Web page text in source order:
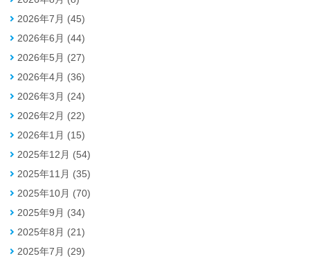
2026年7月 (45)
2026年6月 (44)
2026年5月 (27)
2026年4月 (36)
2026年3月 (24)
2026年2月 (22)
2026年1月 (15)
2025年12月 (54)
2025年11月 (35)
2025年10月 (70)
2025年9月 (34)
2025年8月 (21)
2025年7月 (29)